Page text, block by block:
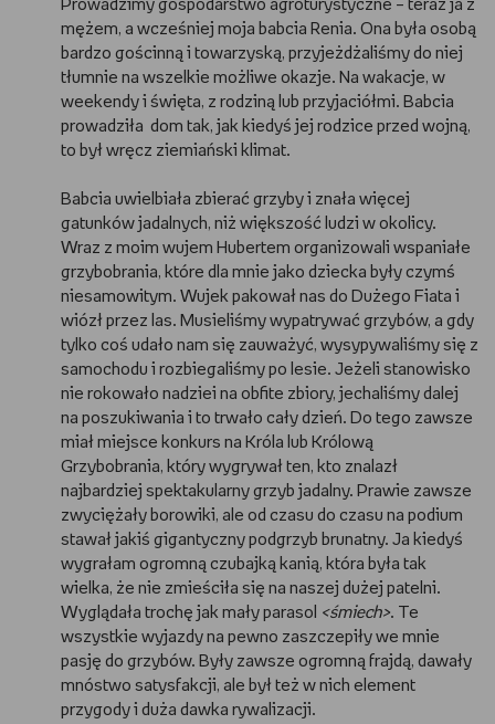
REDAKCJA
WYDARZENIA
POD PATRONATEM EMPIKU
Prowadzimy gospodarstwo agroturystyczne – teraz ja z
mężem, a wcześniej moja babcia Renia. Ona była osobą
bardzo gościnną i towarzyską, przyjeżdżaliśmy do niej
tłumnie na wszelkie możliwe okazje. Na wakacje, w
weekendy i święta, z rodziną lub przyjaciółmi. Babcia
prowadziła dom tak, jak kiedyś jej rodzice przed wojną,
to był wręcz ziemiański klimat.
Babcia uwielbiała zbierać grzyby i znała więcej
gatunków jadalnych, niż większość ludzi w okolicy.
Wraz z moim wujem Hubertem organizowali wspaniałe
grzybobrania, które dla mnie jako dziecka były czymś
niesamowitym. Wujek pakował nas do Dużego Fiata i
wiózł przez las. Musieliśmy wypatrywać grzybów, a gdy
tylko coś udało nam się zauważyć, wysypywaliśmy się z
samochodu i rozbiegaliśmy po lesie. Jeżeli stanowisko
nie rokowało nadziei na obfite zbiory, jechaliśmy dalej
na poszukiwania i to trwało cały dzień. Do tego zawsze
miał miejsce konkurs na Króla lub Królową
Grzybobrania, który wygrywał ten, kto znalazł
najbardziej spektakularny grzyb jadalny. Prawie zawsze
zwyciężały borowiki, ale od czasu do czasu na podium
stawał jakiś gigantyczny podgrzyb brunatny. Ja kiedyś
wygrałam ogromną czubajką kanią, która była tak
wielka, że nie zmieściła się na naszej dużej patelni.
Wyglądała trochę jak mały parasol <śmiech>. Te
wszystkie wyjazdy na pewno zaszczepiły we mnie
pasję do grzybów. Były zawsze ogromną frajdą, dawały
mnóstwo satysfakcji, ale był też w nich element
przygody i duża dawka rywalizacji.